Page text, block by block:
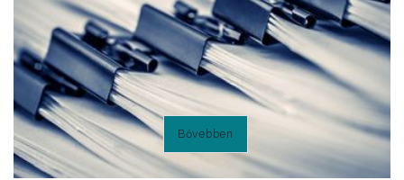
Bővebben